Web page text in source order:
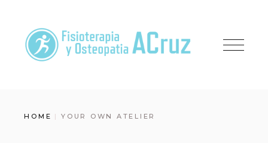
content
HOME YOUR OWN ATELIER